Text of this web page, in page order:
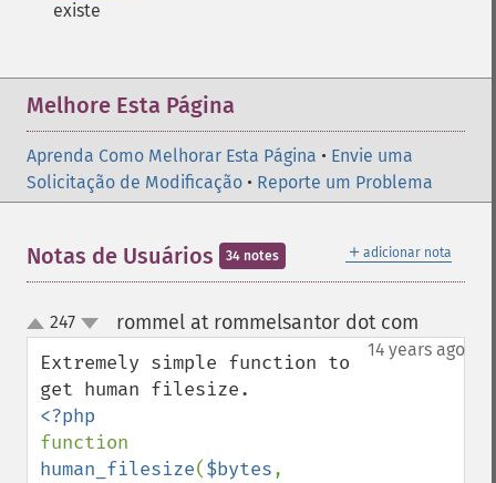
existe
Melhore Esta Página
Aprenda Como Melhorar Esta Página • Envie uma
Solicitação de Modificação • Reporte um Problema
＋ adicionar nota
Notas de Usuários 34 notes
up
down
247 rommel at rommelsantor dot com
14 years ago
Extremely simple function to
human_filesize($bytes